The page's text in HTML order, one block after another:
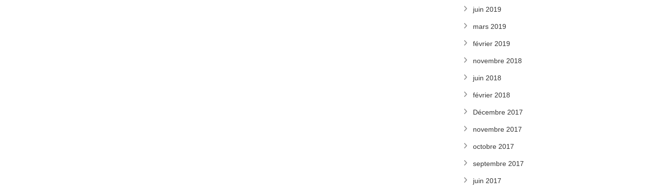
juin 2019
mars 2019
février 2019
novembre 2018
juin 2018
février 2018
Décembre 2017
novembre 2017
octobre 2017
septembre 2017
juin 2017